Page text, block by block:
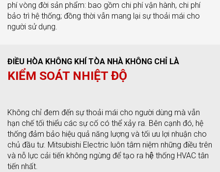
phí vòng đời sản phẩm: bao gồm chi phí vận hành, chi phí
bảo trì hệ thống; đồng thời vẫn mang lại sự thoải mái cho
người sử dụng.
ĐIỀU HÒA KHÔNG KHÍ TÒA NHÀ KHÔNG CHỈ LÀ
KIỂM SOÁT NHIỆT ĐỘ
Không chỉ đem đến sự thoải mái cho người dùng mà vẫn
hạn chế tối thiểu các sự cố có thể xảy ra. Bên cạnh đó, hệ
thống đảm bảo hiệu quả năng lượng và tối ưu lợi nhuận cho
chủ đầu tư. Mitsubishi Electric luôn tâm niệm những điều trên
và nỗ lực cải tiến không ngừng để tạo ra hệ thống HVAC tân
tiến nhất.